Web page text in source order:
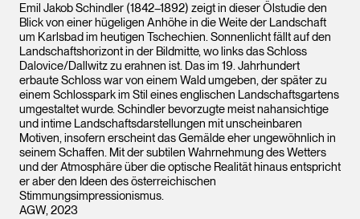
Emil Jakob Schindler (1842–1892) zeigt in dieser Ölstudie den
Blick von einer hügeligen Anhöhe in die Weite der Landschaft
um Karlsbad im heutigen Tschechien. Sonnenlicht fällt auf den
Landschaftshorizont in der Bildmitte, wo links das Schloss
Dalovice/Dallwitz zu erahnen ist. Das im 19. Jahrhundert
erbaute Schloss war von einem Wald umgeben, der später zu
einem Schlosspark im Stil eines englischen Landschaftsgartens
umgestaltet wurde. Schindler bevorzugte meist nahansichtige
und intime Landschaftsdarstellungen mit unscheinbaren
Motiven, insofern erscheint das Gemälde eher ungewöhnlich in
seinem Schaffen. Mit der subtilen Wahrnehmung des Wetters
und der Atmosphäre über die optische Realität hinaus entspricht
er aber den Ideen des österreichischen
Stimmungsimpressionismus.
AGW, 2023